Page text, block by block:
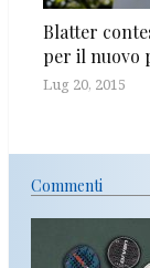
Blatter
per il nuovo
Lug 20, 2015
Commenti